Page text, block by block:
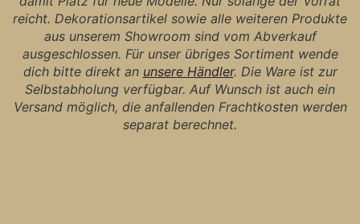
reicht. Dekorationsartikel sowie alle weiteren Produkte
aus unserem Showroom sind vom Abverkauf
ausgeschlossen. Für unser übriges Sortiment wende
dich bitte direkt an unsere Händler. Die Ware ist zur
Selbstabholung verfügbar. Auf Wunsch ist auch ein
Versand möglich, die anfallenden Frachtkosten werden
separat berechnet.